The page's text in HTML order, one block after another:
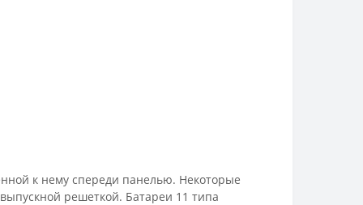
к нему спереди панелью. Некоторые
решеткой. Батареи 11 типа